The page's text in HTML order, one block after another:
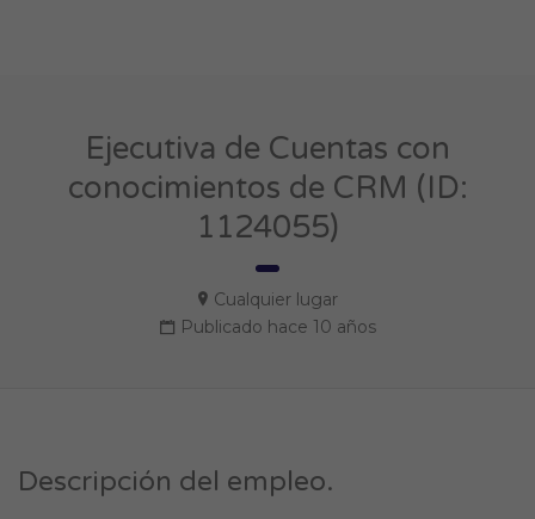
Ejecutiva de Cuentas con
conocimientos de CRM (ID:
1124055)
Cualquier lugar
Publicado hace 10 años
Descripción del empleo.